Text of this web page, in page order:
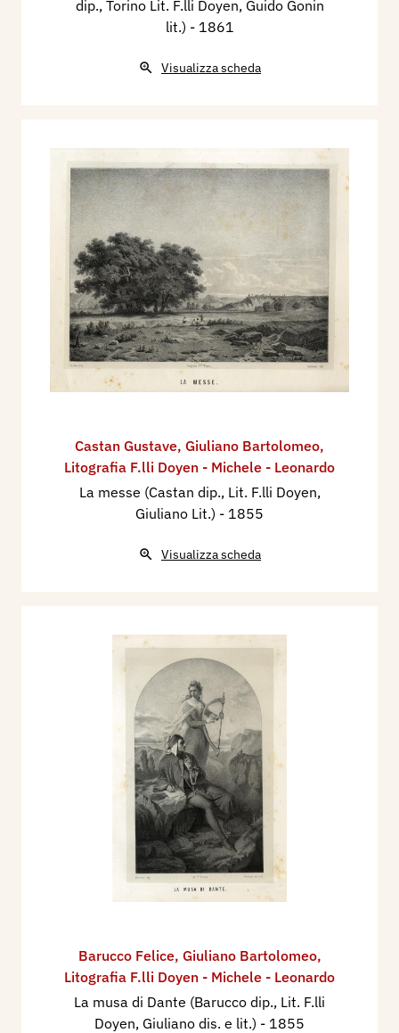
dip., Torino Lit. F.lli Doyen, Guido Gonin
lit.) - 1861
Visualizza scheda
Castan Gustave, Giuliano Bartolomeo,
Litografia F.lli Doyen - Michele - Leonardo
La messe (Castan dip., Lit. F.lli Doyen,
Giuliano Lit.) - 1855
Visualizza scheda
Barucco Felice, Giuliano Bartolomeo,
Litografia F.lli Doyen - Michele - Leonardo
La musa di Dante (Barucco dip., Lit. F.lli
Doyen, Giuliano dis. e lit.) - 1855